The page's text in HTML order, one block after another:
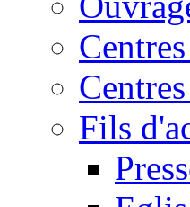
Fils